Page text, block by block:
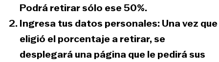
Podrá retirar sólo ese 50%.
Ingresa tus datos personales:Una vez que
eligió el porcentaje a retirar, se
desplegará una página que le pedirá sus